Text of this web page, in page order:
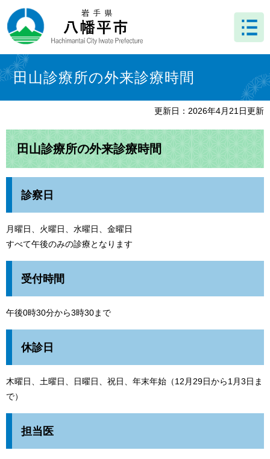
ー
ジ
先
頭
で
ニ
ュ
を
飛
ば
文
文 田山診療所の外来診療時間
更新日：2026年4月21日更新
田山診療所の外来診療時間
診察日
月曜日、火曜日、水曜日、金曜日
すべて午後のみの診療となります
受付時間
午後0時30分から3時30まで
休診日
木曜日、土曜日、日曜日、祝日、年末年始（12月29日から1月3日ま
で）
担当医